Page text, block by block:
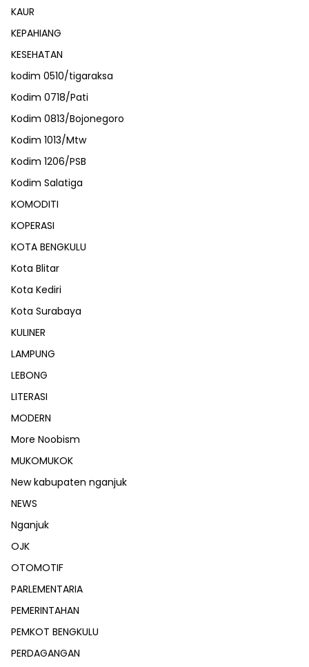
KAUR
KEPAHIANG
KESEHATAN
kodim 0510/tigaraksa
Kodim 0718/Pati
Kodim 0813/Bojonegoro
Kodim 1013/Mtw
Kodim 1206/PSB
Kodim Salatiga
KOMODITI
KOPERASI
KOTA BENGKULU
Kota Blitar
Kota Kediri
Kota Surabaya
KULINER
LAMPUNG
LEBONG
LITERASI
MODERN
More Noobism
MUKOMUKOK
New kabupaten nganjuk
NEWS
Nganjuk
OJK
OTOMOTIF
PARLEMENTARIA
PEMERINTAHAN
PEMKOT BENGKULU
PERDAGANGAN